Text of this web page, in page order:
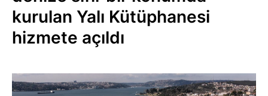
kurulan Yalı Kütüphanesi
hizmete açıldı